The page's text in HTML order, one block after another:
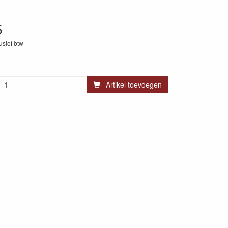
btw
Artikel toevoegen